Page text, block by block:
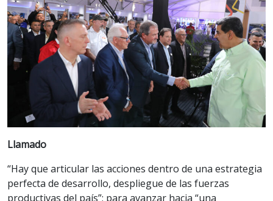
Llamado
“Hay que articular las acciones dentro de una estrategia
perfecta de desarrollo, despliegue de las fuerzas
productivas del país”; para avanzar hacia “una